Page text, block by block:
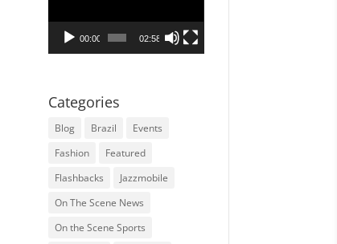
00:00 02:58
Categories
Blog Brazil
Events
Fashion
Featured
Flashbacks
Jazzmobile
On The Scene News
On the Scene Sports